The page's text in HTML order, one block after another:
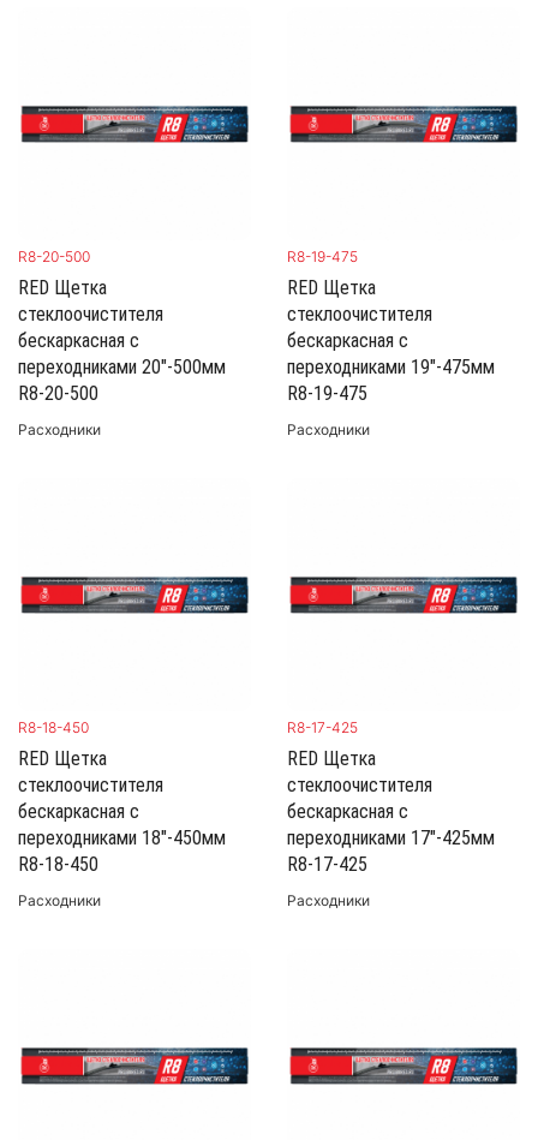
R8-20-500
RED Щетка
стеклоочистителя
бескаркасная с
переходниками 20"-500мм
R8-20-500
Расходники
R8-19-475
RED Щетка
стеклоочистителя
бескаркасная с
переходниками 19"-475мм
R8-19-475
Расходники
R8-18-450
RED Щетка
стеклоочистителя
бескаркасная с
переходниками 18"-450мм
R8-18-450
Расходники
R8-17-425
RED Щетка
стеклоочистителя
бескаркасная с
переходниками 17"-425мм
R8-17-425
Расходники